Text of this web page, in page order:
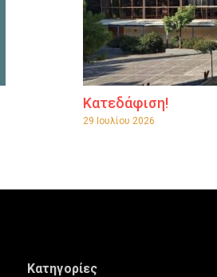
Κατεδάφιση!
29 Ιουλίου 2026
Κατηγορίες